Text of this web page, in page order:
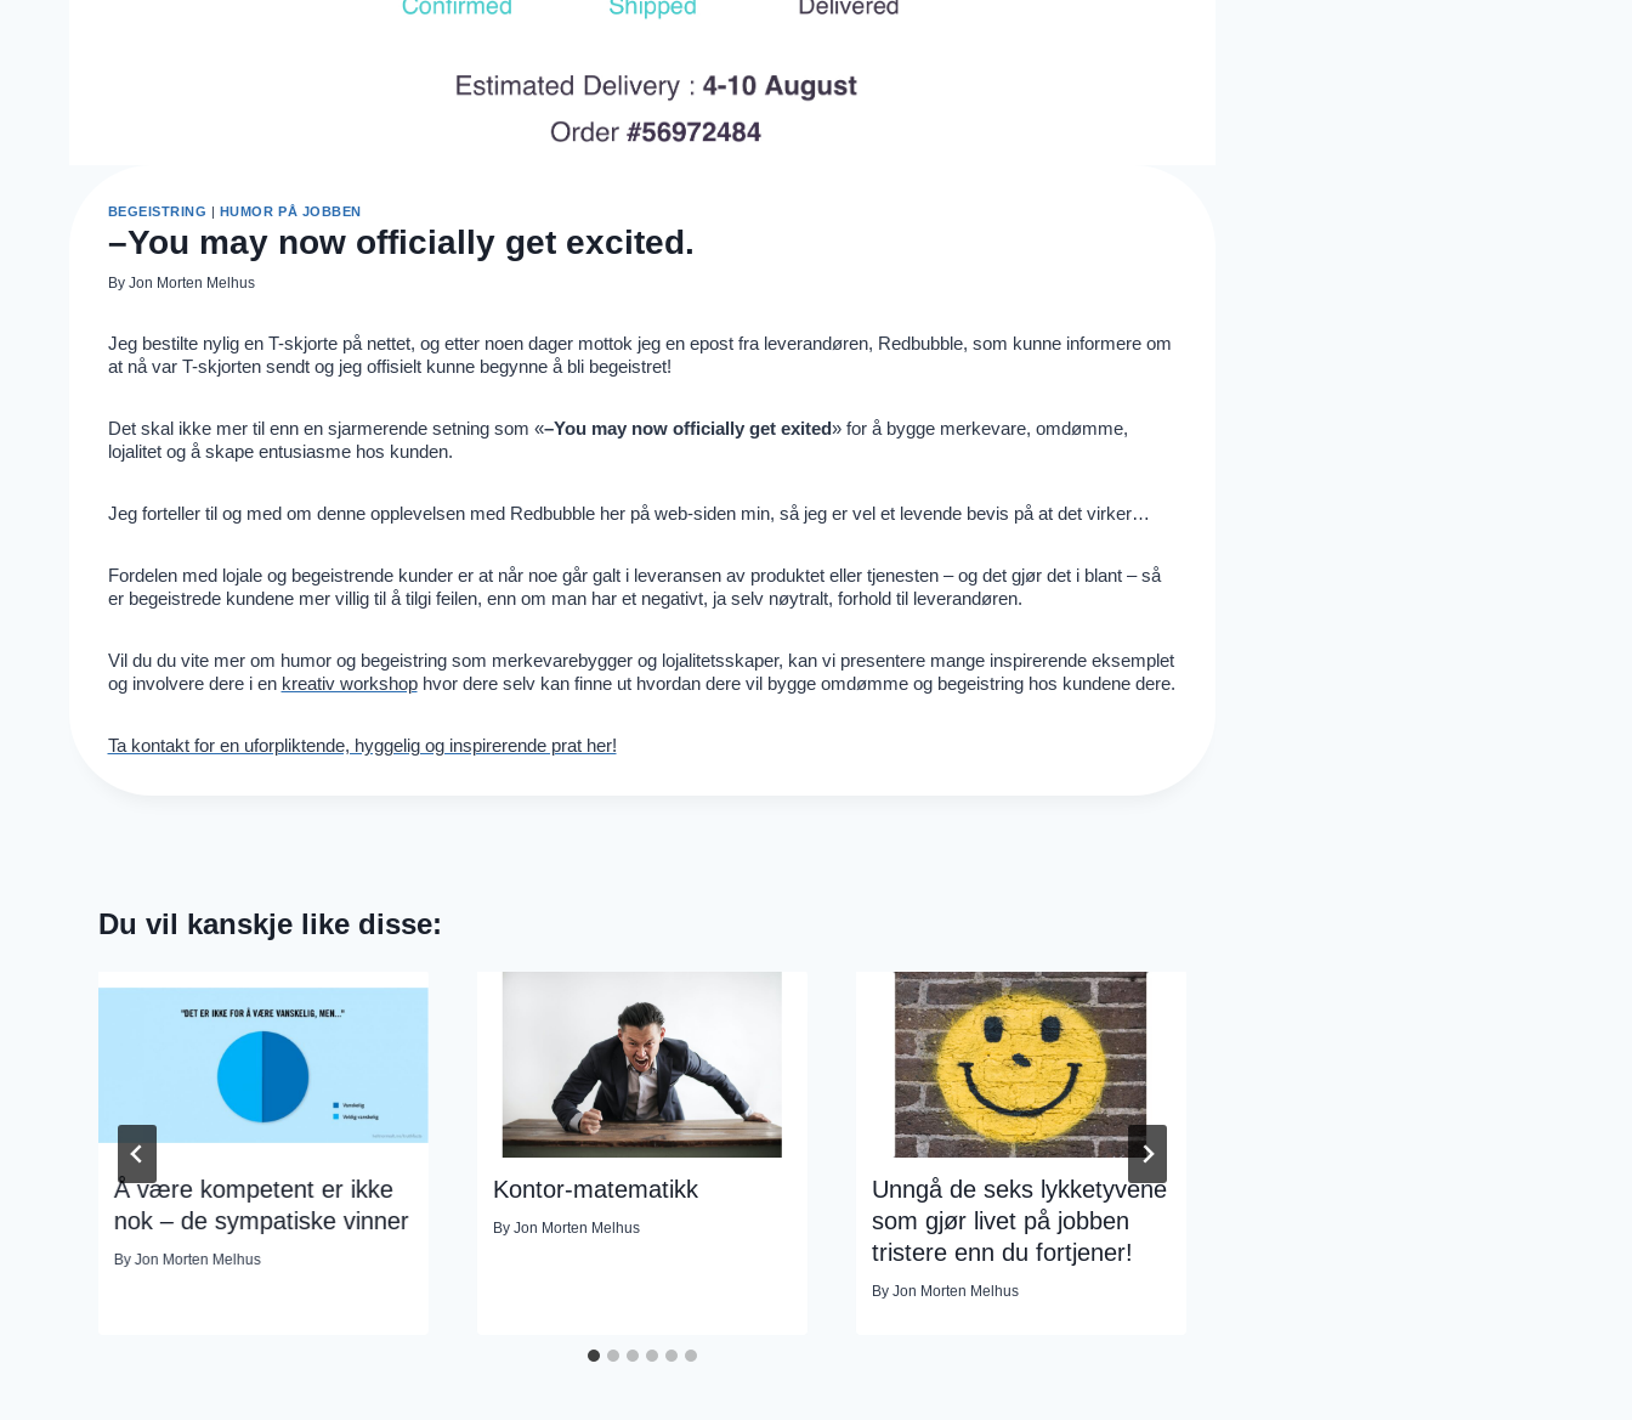
BEGEISTRING | HUMOR PÅ JOBBEN
–You may now officially get excited.
By Jon Morten Melhus
Jeg bestilte nylig en T-skjorte på nettet, og etter noen dager mottok jeg en epost fra leverandøren, Redbubble, som kunne informere om
at nå var T-skjorten sendt og jeg offisielt kunne begynne å bli begeistret!
Det skal ikke mer til enn en sjarmerende setning som «–You may now officially get exited» for å bygge merkevare, omdømme,
lojalitet og å skape entusiasme hos kunden.
Jeg forteller til og med om denne opplevelsen med Redbubble her på web-siden min, så jeg er vel et levende bevis på at det virker…
Fordelen med lojale og begeistrende kunder er at når noe går galt i leveransen av produktet eller tjenesten – og det gjør det i blant – så
er begeistrede kundene mer villig til å tilgi feilen, enn om man har et negativt, ja selv nøytralt, forhold til leverandøren.
Vil du du vite mer om humor og begeistring som merkevarebygger og lojalitetsskaper, kan vi presentere mange inspirerende eksemplet
og involvere dere i en kreativ workshophvor dere selv kan finne ut hvordan dere vil bygge omdømme og begeistring hos kundene dere.
Ta kontakt for en uforpliktende, hyggelig og inspirerende prat her!
Du vil kanskje like disse:
Å være kompetent er ikke
nok – de sympatiske vinner
By Jon Morten Melhus
Kontor-matematikk
By Jon Morten Melhus
Unngå de seks lykketyvene
som gjør livet på jobben
tristere enn du fortjener!
By Jon Morten Melhus